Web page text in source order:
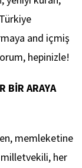
and içmiş
hepinizle!
BİR ARAYA
memleketine
her